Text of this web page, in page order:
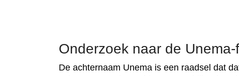
Onderzoek naar de Unema-
De achternaam Unema is een raadsel dat